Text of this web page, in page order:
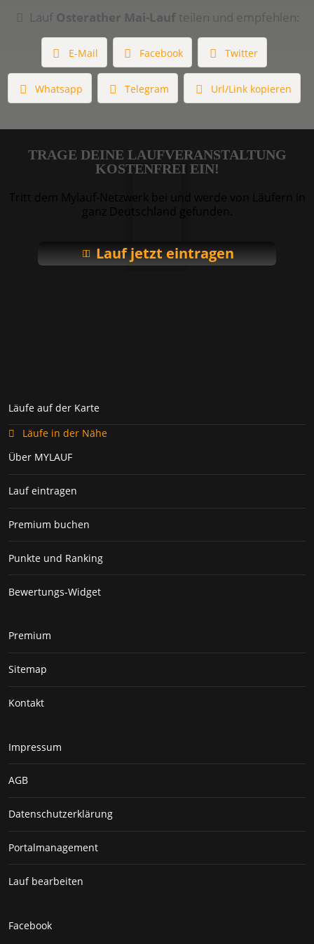
Lauf Osterather Mai-Lauf teilen und empfehlen:
E-Mail Facebook Twitter
Whatsapp Telegram Url/Link kopieren
TRAGE DEINE LAUFVERANSTALTUNG
KOSTENFREI EIN!
Lauf jetzt eintragen
Läufe auf der Karte
Läufe in der Nähe
Über MYLAUF
Lauf eintragen
Premium buchen
Punkte und Ranking
Bewertungs-Widget
Premium
Sitemap
Kontakt
Impressum
AGB
Datenschutzerklärung
Portalmanagement
Lauf bearbeiten
Facebook